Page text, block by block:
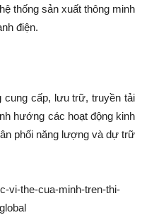
thống sản xuất thông minh
điện.
cung cấp, lưu trữ, truyền tải
hướng các hoạt động kinh
phối năng lượng và dự trữ